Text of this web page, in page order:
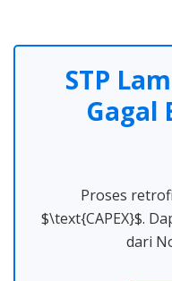
STP
Gagal
Proses
$\text{CAPEX}$.
dari